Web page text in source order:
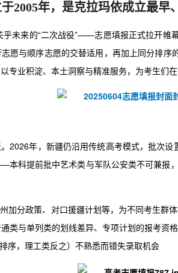
2005年，是克拉玛依成立最早
未来的“二次战役”——志愿填报正式拉开帷
愿与顺序志愿的交替适用，再加上同分排序
业积淀、本土洞察与精准服务，为考生们在
2026年，新疆仍沿用传统高考模式，批次
科提前批中艺术类与军队公安类不可兼报
加分政策、对口援疆计划等，为不同考生
类与单列类的划线差异、专项计划的报考
，理工类反之）不熟悉而错失录取机会